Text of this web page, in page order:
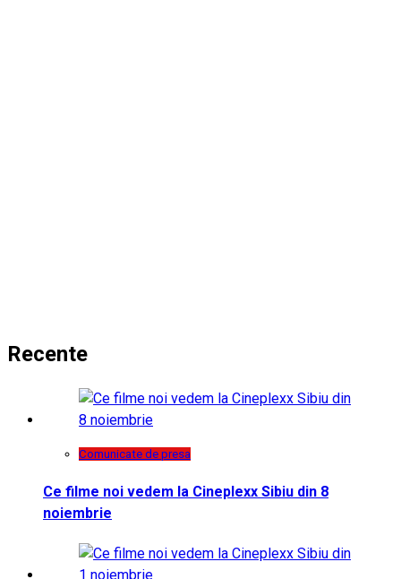
Recente
Comunicate de presa
Ce filme noi vedem la Cineplexx Sibiu din 8
noiembrie